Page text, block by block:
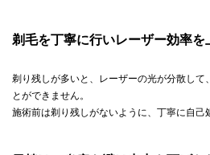
剃毛を丁寧に行いレーザー効率を
剃り残しが多いと、レーザーの光が分散して
とができません。
施術前は剃り残しがないように、丁寧に自己